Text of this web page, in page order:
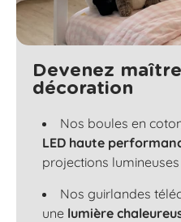
Devenez
décoration
Nos boules en
LED haute
projections
Nos guirlandes
une lumière